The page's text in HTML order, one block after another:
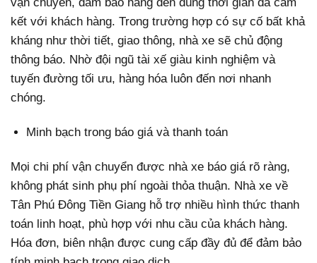
kết với khách hàng. Trong trường hợp có sự cố bất khả
kháng như thời tiết, giao thông, nhà xe sẽ chủ động
thông báo. Nhờ đội ngũ tài xế giàu kinh nghiệm và
tuyến đường tối ưu, hàng hóa luôn đến nơi nhanh
chóng.
Minh bạch trong báo giá và thanh toán
Mọi chi phí vận chuyển được nhà xe báo giá rõ ràng,
không phát sinh phụ phí ngoài thỏa thuận. Nhà xe về
Tân Phú Đông Tiền Giang hỗ trợ nhiều hình thức thanh
toán linh hoạt, phù hợp với nhu cầu của khách hàng.
Hóa đơn, biên nhận được cung cấp đầy đủ để đảm bảo